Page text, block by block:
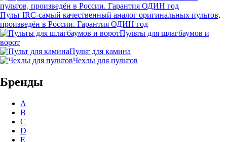
Пульт IRC-самый качественный аналог оригинальных пультов,
произведён в России. Гарантия ОДИН год
Пульты для шлагбаумов и
ворот
Пульт для камина
Чехлы для пультов
Бренды
A
B
C
D
E